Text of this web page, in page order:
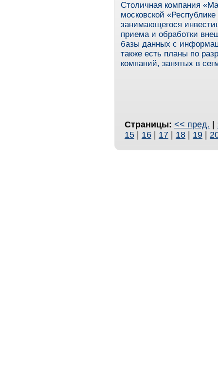
Столичная компания
московской
занимающегося
приема и обработки
базы данных с
также есть планы по
компаний, занятых в
Страницы: << пред.
15
16 17 18 19